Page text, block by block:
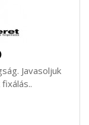
Javasoljuk